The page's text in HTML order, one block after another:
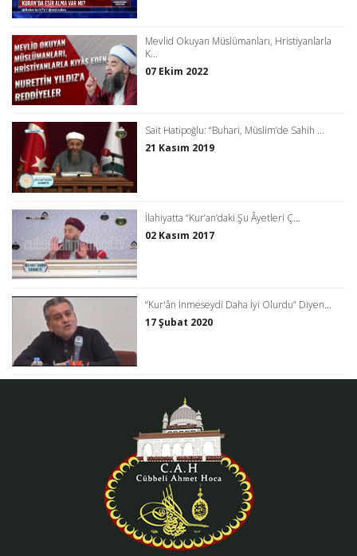
Mevlid Okuyan Müslümanları, Hristiyanlarla
K...
07 Ekim 2022
Sait Hatipoğlu: “Buhari, Müslim’de Sahih ...
21 Kasım 2019
İlahiyatta “Kur’an’daki Şu Âyetleri Ç...
02 Kasım 2017
“Kur'ân İnmeseydi Daha İyi Olurdu” Diyen...
17 Şubat 2020